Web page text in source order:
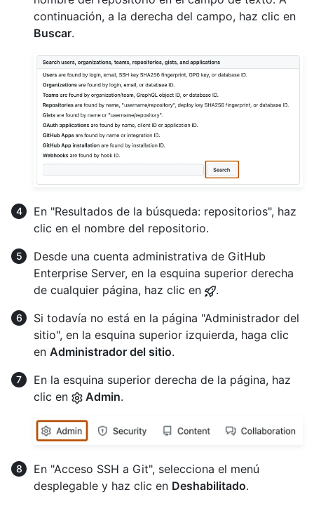
continuación, a la derecha del campo, haz clic en
Buscar.
En "Resultados de la búsqueda: repositorios", haz
clic en el nombre del repositorio.
Desde una cuenta administrativa de GitHub
Enterprise Server, en la esquina superior derecha
de cualquier página, haz clic en
.
Si todavía no está en la página "Administrador del
sitio", en la esquina superior izquierda, haga clic
en Administrador del sitio.
En la esquina superior derecha de la página, haz
clic en
Admin.
En "Acceso SSH a Git", selecciona el menú
desplegable y haz clic en Deshabilitado.